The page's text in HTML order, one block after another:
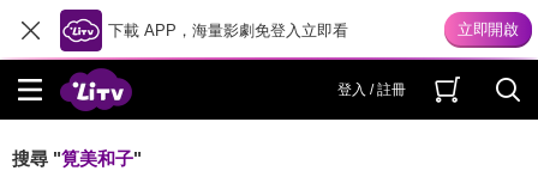
下載 APP，海量影劇免登入立即看
登入 / 註冊
搜尋 "筧美和子"